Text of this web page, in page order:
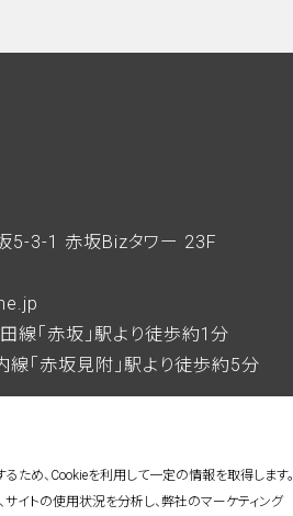
5-3-1 赤坂Bizタワー 23F
線「赤坂」駅より徒歩約1分
「赤坂見附」駅より徒歩約5分
ため、Cookieを利用して一定の情報を取得します。
サイトの使用状況を分析し、弊社のマーケティング